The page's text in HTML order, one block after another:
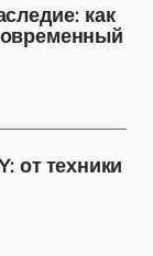
как
от техники